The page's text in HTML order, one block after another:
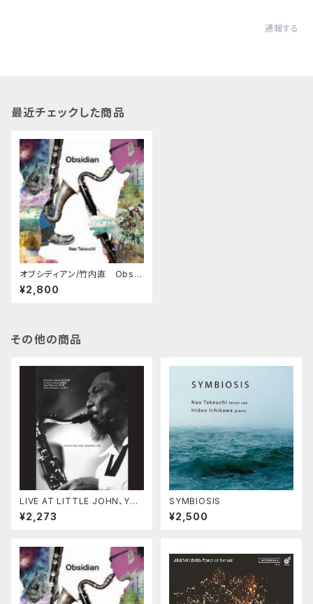
通報する
最近チェックした商品
オブシディアン/竹内直 Obsid
ian/Nao Takeuchi
¥2,800
その他の商品
LIVE AT LITTLE JOHN、YOK
OHAMA 1999
¥2,273
SYMBIOSIS
¥2,500